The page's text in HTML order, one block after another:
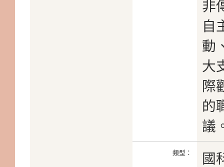
非
自
動
大
際
的
議
類型： 國